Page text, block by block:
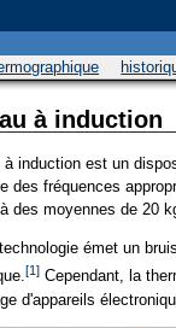
à induction
à induction est un
des fréquences
des moyennes de 20
émet un
[1] Cependant, la
d'appareils